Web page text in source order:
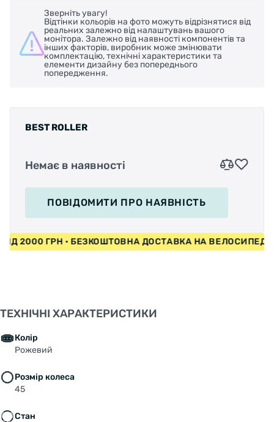
Зверніть увагу!
Відтінки кольорів на фото можуть відрізнятися від
реальних залежно від налаштувань вашого
монітора. Залежно від наявності компонентів та
інших факторів, виробник може змінювати
комплектацію, технічні характеристики та
елементи дизайну без попереднього
попередження.
BEST ROLLER
Немає в наявності
ПОВІДОМИТИ ПРО НАЯВНІСТЬ
2000 ГРН • БЕЗКОШТОВНА ДОСТАВКА НА
ТЕХНІЧНІ ХАРАКТЕРИСТИКИ
Колір
Рожевий
Розмір колеса
45
Стан